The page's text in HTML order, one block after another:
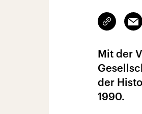
Link
kopieren/
Email
Mit der
der
1990.